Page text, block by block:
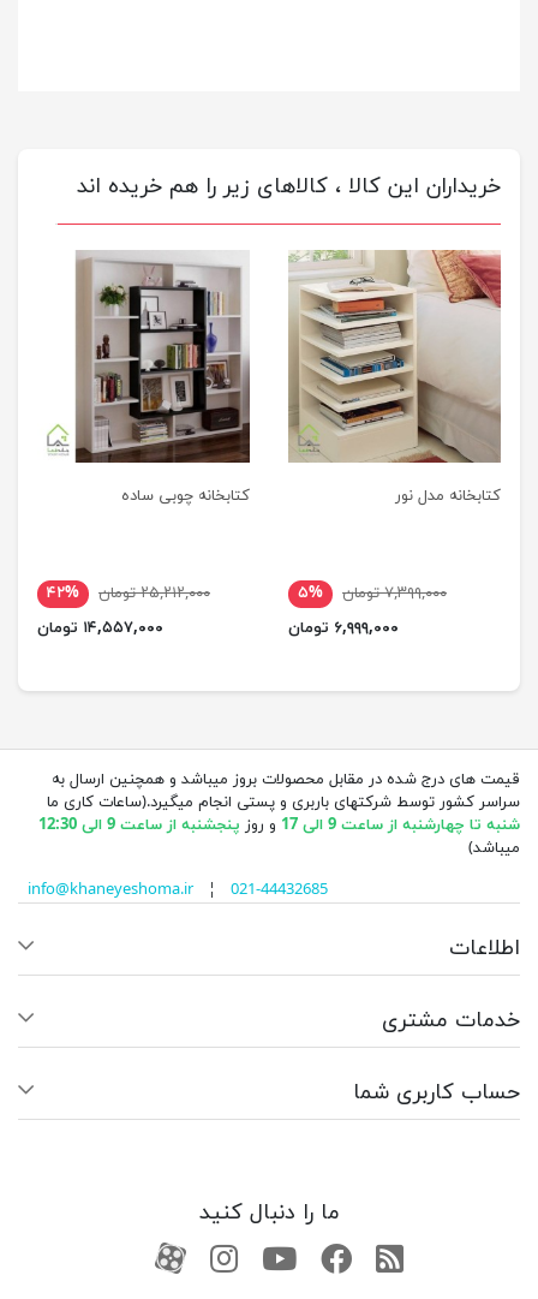
خریداران این کالا ، کالاهای زیر را هم خریده اند
کتابخانه مدل نور
۷,۳۹۹,۰۰۰ تومان
۵%
۶,۹۹۹,۰۰۰ تومان
کتابخانه چوبی ساده
۲۵,۲۱۲,۰۰۰ تومان
۴۲%
۱۴,۵۵۷,۰۰۰ تومان
قیمت های درج شده در مقابل محصولات بروز میباشد و همچنین ارسال به
سراسر کشور توسط شرکتهای باربری و پستی انجام میگیرد.(ساعات کاری ما
شنبه تا چهارشنبه از ساعت 9 الی 17
و روز پنجشنبه از ساعت 9 الی 12:30
میباشد)
info@khaneyeshoma.ir¦ 021-44432685
اطلاعات
خدمات مشتری
حساب کاربری شما
ما را دنبال کنید
RSSفیسبوکیوتیوبکانال آپارات
کانال آپارات